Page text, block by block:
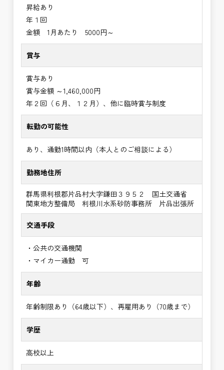
昇給あり
年１回
金額 1月あたり 5000円～
賞与
賞与あり
賞与金額 ～1,460,000円
年２回（６月、１２月）、他に臨時賞与制度
転勤の可能性
あり、通勤1時間以内（本人とのご相談による）
勤務地住所
群馬県利根郡片品村大字鎌田３９５２ 国土交通省
関東地方整備局 利根川水系砂防事務所 片品出張所
交通手段
・公共の交通機関
・マイカー通勤 可
年齢
年齢制限あり（64歳以下）、再雇用あり（70歳まで）
学歴
高校以上